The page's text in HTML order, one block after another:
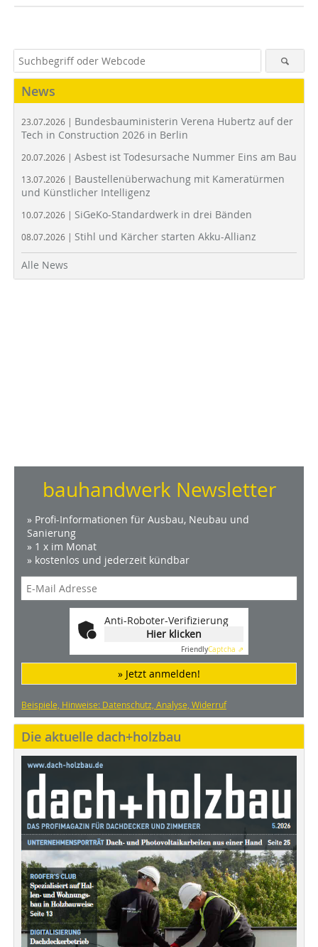
News
23.07.2026 | Bundesbauministerin Verena Hubertz auf der
Tech in Construction 2026 in Berlin
20.07.2026 | Asbest ist Todesursache Nummer Eins am Bau
13.07.2026 | Baustellenüberwachung mit Kameratürmen
und Künstlicher Intelligenz
10.07.2026 | SiGeKo-Standardwerk in drei Bänden
08.07.2026 | Stihl und Kärcher starten Akku-Allianz
Alle News
bauhandwerk Newsletter
» Profi-Informationen für Ausbau, Neubau und
Sanierung
» 1 x im Monat
» kostenlos und jederzeit kündbar
Anti-Roboter-Verifizierung
Hier klicken
FriendlyCaptcha ⇗
» Jetzt anmelden!
Beispiele, Hinweise: Datenschutz, Analyse, Widerruf
Die aktuelle dach+holzbau